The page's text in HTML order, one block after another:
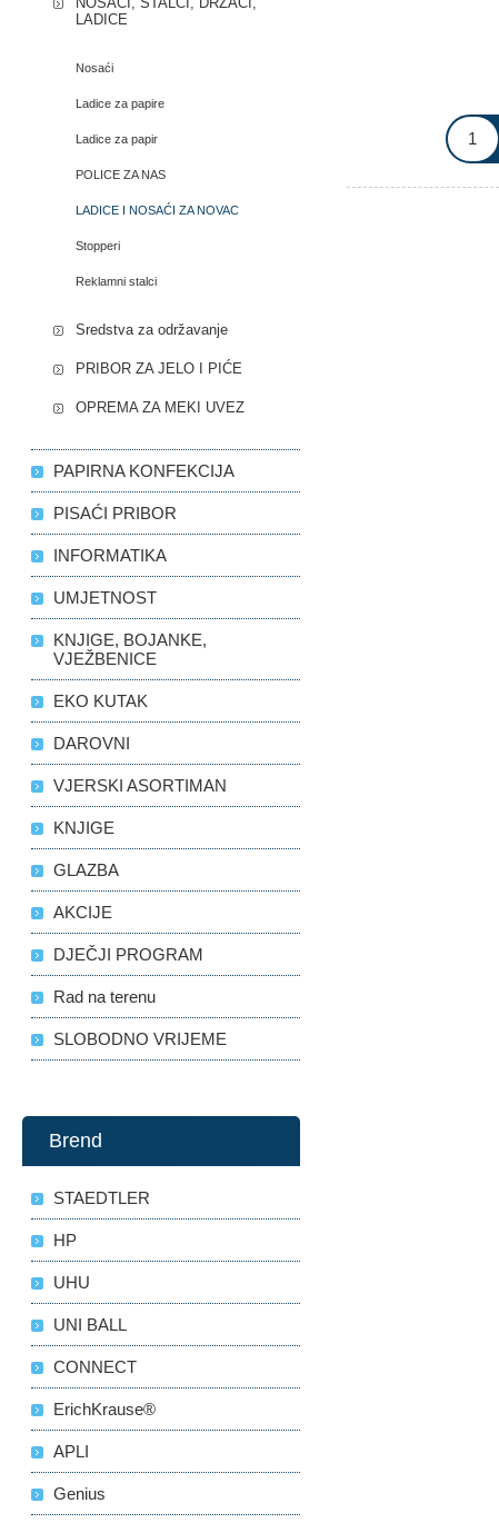
LADICE
Nosaći
Ladice za papire
Ladice za papir
POLICE ZA NAS
LADICE I NOSAĆI ZA NOVAC
Stopperi
Reklamni stalci
Sredstva za održavanje
PRIBOR ZA JELO I PIĆE
OPREMA ZA MEKI UVEZ
PAPIRNA KONFEKCIJA
PISAĆI PRIBOR
INFORMATIKA
UMJETNOST
KNJIGE, BOJANKE,
VJEŽBENICE
EKO KUTAK
DAROVNI
VJERSKI ASORTIMAN
KNJIGE
GLAZBA
AKCIJE
DJEČJI PROGRAM
Rad na terenu
SLOBODNO VRIJEME
Brend
STAEDTLER
HP
UHU
UNI BALL
CONNECT
ErichKrause®
APLI
Genius